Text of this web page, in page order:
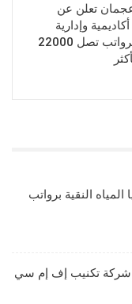
تعلن عن
وإدارية
وتقنية برواتب تصل 22000
النقية برواتب
شركة تكنيب إف إم سي